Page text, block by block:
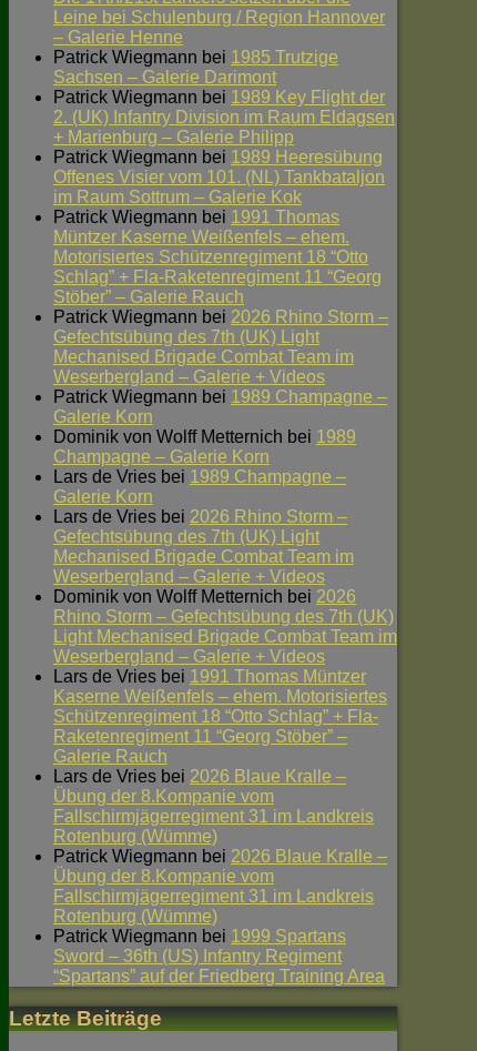
Leine bei Schulenburg / Region Hannover
– Galerie Henne
Patrick Wiegmann bei 1985 Trutzige
Sachsen – Galerie Darimont
Patrick Wiegmann bei 1989 Key Flight der
2. (UK) Infantry Division im Raum Eldagsen
+ Marienburg – Galerie Philipp
Patrick Wiegmann bei 1989 Heeresübung
Offenes Visier vom 101. (NL) Tankbataljon
im Raum Sottrum – Galerie Kok
Patrick Wiegmann bei 1991 Thomas
Müntzer Kaserne Weißenfels – ehem.
Motorisiertes Schützenregiment 18 “Otto
Schlag” + Fla-Raketenregiment 11 “Georg
Stöber” – Galerie Rauch
Patrick Wiegmann bei 2026 Rhino Storm –
Gefechtsübung des 7th (UK) Light
Mechanised Brigade Combat Team im
Weserbergland – Galerie + Videos
Patrick Wiegmann bei 1989 Champagne –
Galerie Korn
Dominik von Wolff Metternich bei 1989
Champagne – Galerie Korn
Lars de Vries bei 1989 Champagne –
Galerie Korn
Lars de Vries bei 2026 Rhino Storm –
Gefechtsübung des 7th (UK) Light
Mechanised Brigade Combat Team im
Weserbergland – Galerie + Videos
Dominik von Wolff Metternich bei 2026
Rhino Storm – Gefechtsübung des 7th (UK)
Light Mechanised Brigade Combat Team im
Weserbergland – Galerie + Videos
Lars de Vries bei 1991 Thomas Müntzer
Kaserne Weißenfels – ehem. Motorisiertes
Schützenregiment 18 “Otto Schlag” + Fla-
Raketenregiment 11 “Georg Stöber” –
Galerie Rauch
Lars de Vries bei 2026 Blaue Kralle –
Übung der 8.Kompanie vom
Fallschirmjägerregiment 31 im Landkreis
Rotenburg (Wümme)
Patrick Wiegmann bei 2026 Blaue Kralle –
Übung der 8.Kompanie vom
Fallschirmjägerregiment 31 im Landkreis
Rotenburg (Wümme)
Patrick Wiegmann bei 1999 Spartans
Sword – 36th (US) Infantry Regiment
“Spartans” auf der Friedberg Training Area
Letzte Beiträge